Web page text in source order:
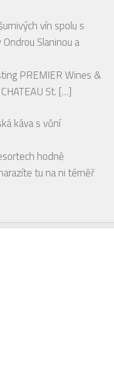
vín spolu s
Slaninou a
PREMIER Wines &
St. […]
káva s vůní
hodně
tu na ni téměř